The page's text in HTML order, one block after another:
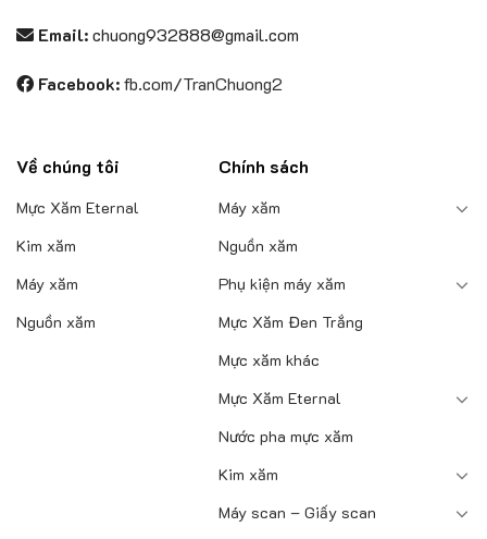
Email:chuong932888@gmail.com
Facebook:fb.com/TranChuong2
Về chúng tôi
Mực Xăm Eternal
Kim xăm
Máy xăm
Nguồn xăm
Chính sách
Máy xăm
Nguồn xăm
Phụ kiện máy xăm
Mực Xăm Đen Trắng
Mực xăm khác
Mực Xăm Eternal
Nước pha mực xăm
Kim xăm
Máy scan – Giấy scan